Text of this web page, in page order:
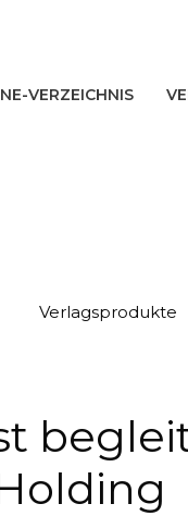
VERZEICHNIS
Verlagsprodukte